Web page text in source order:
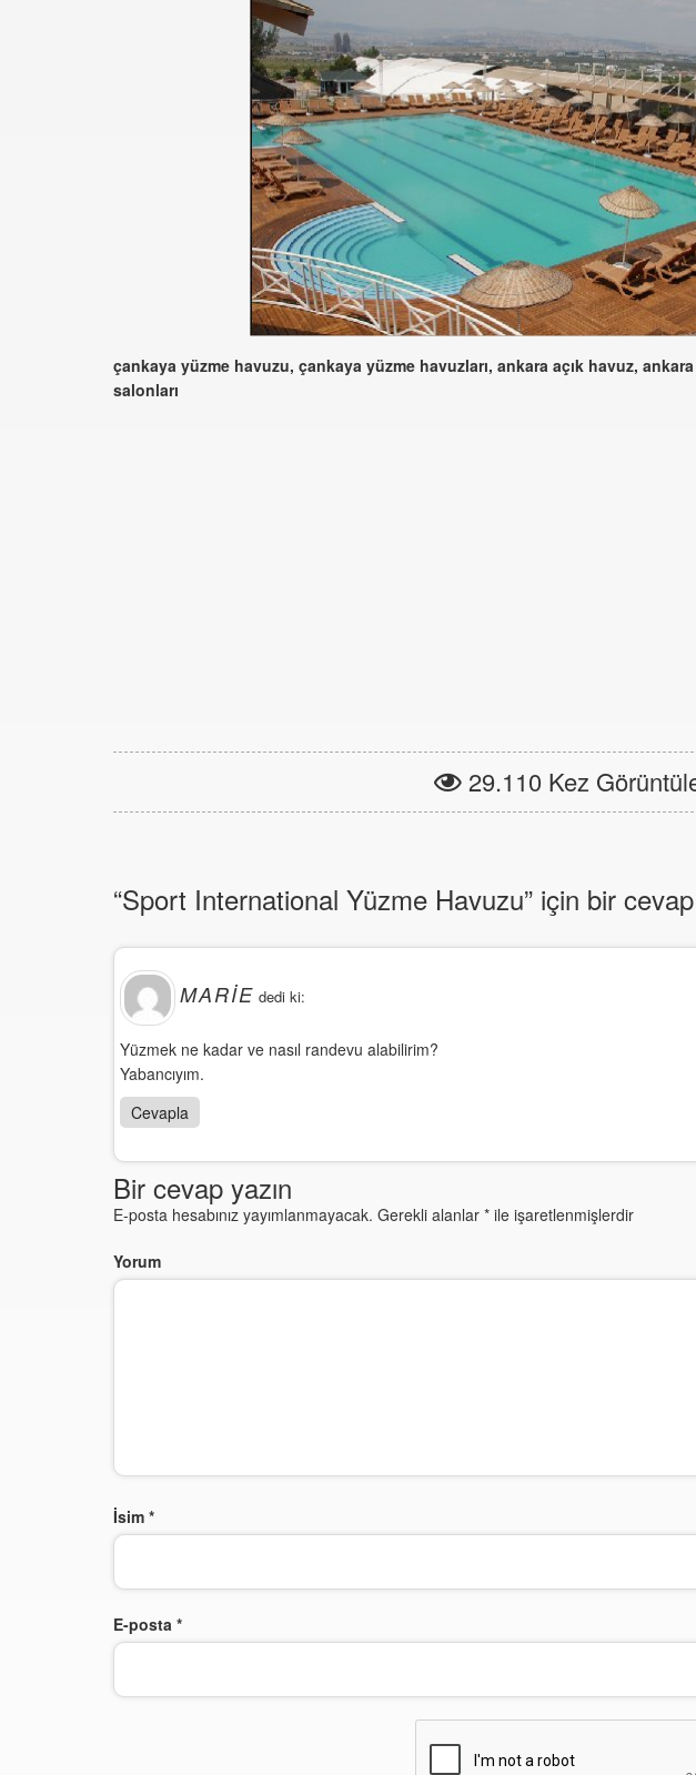
çankaya yüzme havuzu, çankaya yüzme havuzları, ankara açık havuz,
salonları
29.110 Kez
“Sport International Yüzme Havuzu” için bir cevap
MARIE dedi ki:
Yüzmek ne kadar ve nasıl randevu alabilirim?
Yabancıyım.
Cevapla
Bir cevap yazın
E-posta hesabınız yayımlanmayacak. Gerekli alanlar * ile işaretlenmişlerdir
Yorum
İsim *
E-posta *